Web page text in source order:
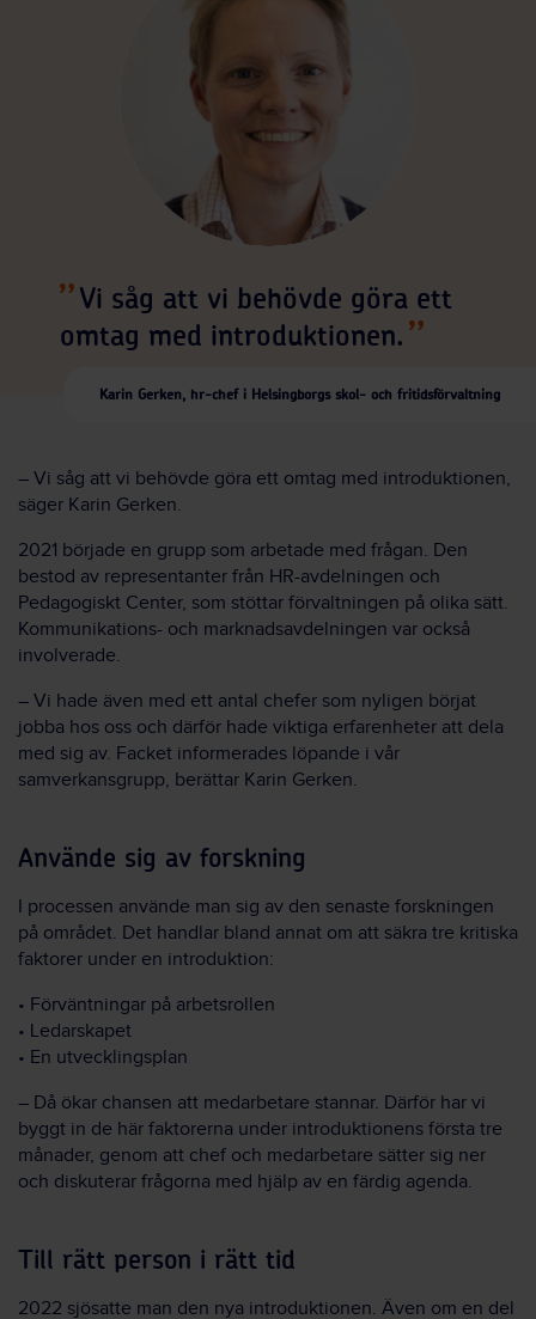
Vi såg att vi behövde göra ett
omtag med introduktionen.
Karin Gerken, hr-chef i Helsingborgs skol- och fritidsförvaltning
– Vi såg att vi behövde göra ett omtag med introduktionen,
säger Karin Gerken.
2021 började en grupp som arbetade med frågan. Den
bestod av representanter från HR-avdelningen och
Pedagogiskt Center, som stöttar förvaltningen på olika sätt.
Kommunikations- och marknadsavdelningen var också
involverade.
– Vi hade även med ett antal chefer som nyligen börjat
jobba hos oss och därför hade viktiga erfarenheter att dela
med sig av. Facket informerades löpande i vår
samverkansgrupp, berättar Karin Gerken.
Använde sig av forskning
I processen använde man sig av den senaste forskningen
på området. Det handlar bland annat om att säkra tre kritiska
faktorer under en introduktion:
• Förväntningar på arbetsrollen
• Ledarskapet
• En utvecklingsplan
– Då ökar chansen att medarbetare stannar. Därför har vi
byggt in de här faktorerna under introduktionens första tre
månader, genom att chef och medarbetare sätter sig ner
och diskuterar frågorna med hjälp av en färdig agenda.
Till rätt person i rätt tid
2022 sjösatte man den nya introduktionen. Även om en del